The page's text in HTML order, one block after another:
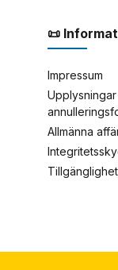
📜
Impressum
Allmänna
Tillgänglighet